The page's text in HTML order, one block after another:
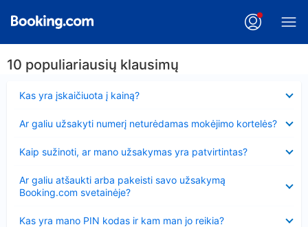
10 populiariausių klausimų
Kas yra įskaičiuota į kainą?
Ar galiu užsakyti numerį neturėdamas mokėjimo kortelės?
Kaip sužinoti, ar mano užsakymas yra patvirtintas?
Ar galiu atšaukti arba pakeisti savo užsakymą
Booking.com svetainėje?
Kas yra mano PIN kodas ir kam man jo reikia?